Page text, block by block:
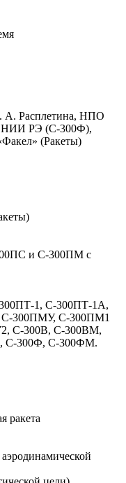
Расплетина, НПО
РЭ (С-300Ф),
(Ракеты)
и С-300ПМ c
1, С-300ПТ-1А,
300ПМУ, С-300ПМ1
С-300В, С-300ВМ,
С-300Ф, С-300ФМ.
ракета